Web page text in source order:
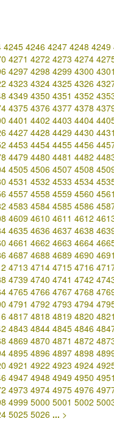
4245 4246 4247 4248 4249
4271 4272 4273 4274
4297 4298 4299 4300 4301
4323 4324 4325 4326
4349 4350 4351 4352
4375 4376 4377 4378
4401 4402 4403 4404
4427 4428 4429 4430 4431
4453 4454 4455 4456
4479 4480 4481 4482
4505 4506 4507 4508
4531 4532 4533 4534
4557 4558 4559 4560 4561
4583 4584 4585 4586
4609 4610 4611 4612
4635 4636 4637 4638
4661 4662 4663 4664
4687 4688 4689 4690 4691
4713 4714 4715 4716
4739 4740 4741 4742
4765 4766 4767 4768
4791 4792 4793 4794
4817 4818 4819 4820 4821
4843 4844 4845 4846
4869 4870 4871 4872
4895 4896 4897 4898
4921 4922 4923 4924
4947 4948 4949 4950 4951
4973 4974 4975 4976
4999 5000 5001 5002
5025 5026 ... >